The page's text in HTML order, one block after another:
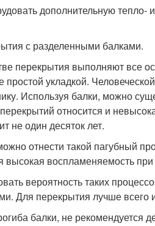
дополнительную
с разделенными балками.
перекрытия выполняют все
укладкой.
Используя балки, можно
относится и
не один десяток лет.
отнести такой пагубный
высокая воспламеняемость
вероятность таких
Для перекрытия лучше всего
балки, не рекомендуется